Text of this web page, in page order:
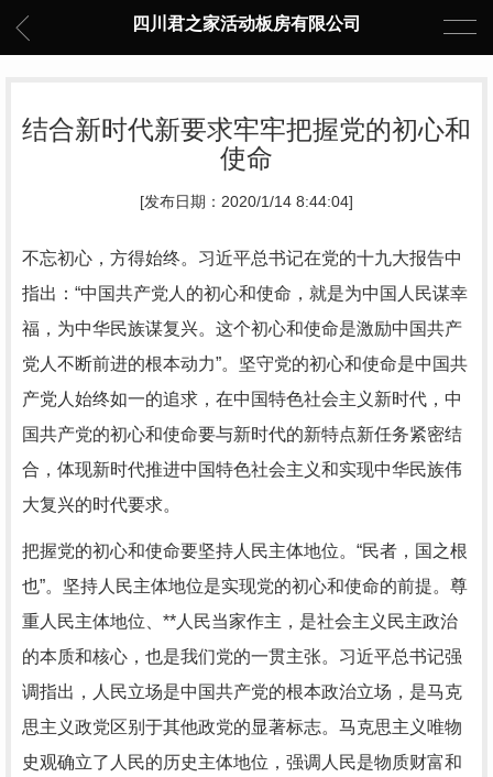
四川君之家活动板房有限公司
结合新时代新要求牢牢把握党的初心和
使命
[发布日期：2020/1/14 8:44:04]
不忘初心，方得始终。习近平总书记在党的十九大报告中
指出：“中国共产党人的初心和使命，就是为中国人民谋幸
福，为中华民族谋复兴。这个初心和使命是激励中国共产
党人不断前进的根本动力”。坚守党的初心和使命是中国共
产党人始终如一的追求，在中国特色社会主义新时代，中
国共产党的初心和使命要与新时代的新特点新任务紧密结
合，体现新时代推进中国特色社会主义和实现中华民族伟
大复兴的时代要求。
把握党的初心和使命要坚持人民主体地位。“民者，国之根
也”。坚持人民主体地位是实现党的初心和使命的前提。尊
重人民主体地位、**人民当家作主，是社会主义民主政治
的本质和核心，也是我们党的一贯主张。习近平总书记强
调指出，人民立场是中国共产党的根本政治立场，是马克
思主义政党区别于其他政党的显著标志。马克思主义唯物
史观确立了人民的历史主体地位，强调人民是物质财富和